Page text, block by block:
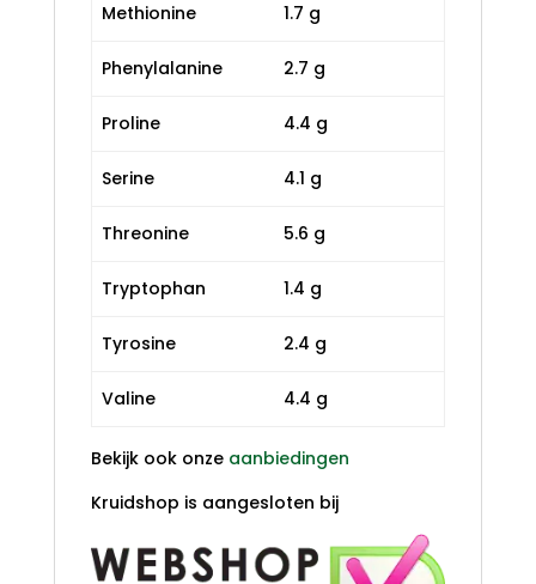
Methionine 1.7 g
Phenylalanine 2.7 g
Proline 4.4 g
Serine 4.1 g
Threonine 5.6 g
Tryptophan 1.4 g
Tyrosine 2.4 g
Valine 4.4 g
Bekijk ook onze aanbiedingen
Kruidshop is aangesloten bij